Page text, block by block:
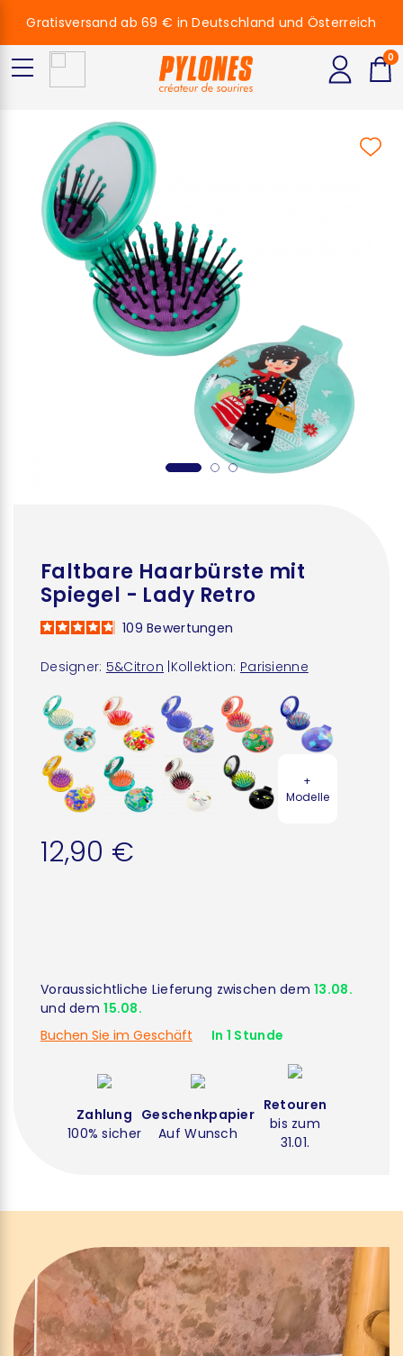
Faltbare Haarbürste mit
Spiegel - Lady Retro
Designer: 5&Citron Kollektion: Parisienne
109Bewertungen
+
Modelle
12,90 €
Voraussichtliche Lieferung zwischen dem13.08.
und dem15.08.
Buchen Sie im Geschäft
In 1 Stunde
Zahlung
100% sicher
Geschenkpapier
Auf Wunsch
Retouren
bis zum
31.01.
Gratisversand ab 69 € in Deutschland und Österreich
0